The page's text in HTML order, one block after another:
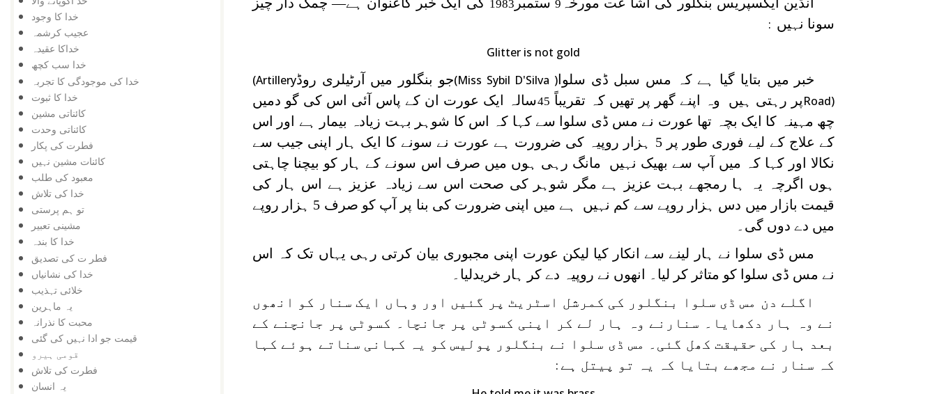
خدا کا وجود
عجیب کرشمہ
خداکا عقیدہ
خدا سب کچھ
خدا کی موجودگی کا تجربہ
خدا کا ثبوت
کائناتی مشین
کائناتی وحدت
فطرت کی پکار
کائنات مشین نہیں
معبود کی طلب
خدا کی تلاش
تو ہم پرستی
مشینی تعبیر
خدا کا بندہ
فطر ت کی تصدیق
خدا کی نشانیاں
خلائی تہذیب
یہ ماہرین
محبت کا نذرانہ
قیمت جو ادا نہیں کی گئی
قومی ہیرو
فطرت کی تلاش
یہ انسان
9
1983
سونا نہیں :
Glitter is not gold
خبر میں بتایا گیا ہے کہ مس سبل ڈی سلوا(Miss Sybil D'Silva )جو بنگلور میں آرٹیلری روڈ(Artillery
Road)پر رہتی ہیں وہ اپنے گھر پر تھیں کہ تقریباً 45سالہ ایک عورت ان کے پاس آئی اس کی گو دمیں
چھ مہینہ کا ایک بچہ تھا عورت نے مس ڈی سلوا سے کہا کہ اس کا شوہر بہت زیادہ بیمار ہے اور اس
کے علاج کے لیے فوری طور پر 5 ہزار روپیہ کی ضرورت ہے عورت نے سونے کا ایک ہار اپنی جیب سے
نکالا اور کہا کہ میں آپ سے بھیک نہیں مانگ رہی ہوں میں صرف اس سونے کے ہار کو بیچنا چاہتی
ہوں اگرچہ یہ ہا رمجھے بہت عزیز ہے مگر شوہر کی صحت اس سے زیادہ عزیز ہے اس ہار کی
قیمت بازار میں دس ہزار روپے سے کم نہیں ہے میں اپنی ضرورت کی بنا پر آپ کو صرف 5 ہزار روپے
میں دے دوں گی۔
مس ڈی سلوا نے ہار لینے سے انکار کیا لیکن عورت اپنی مجبوری بیان کرتی رہی یہاں تک کہ اس
نے مس ڈی سلوا کو متاثر کر لیا۔ انھوں نے روپیہ دے کر ہار خریدلیا۔
اگلے دن مس ڈی سلوا بنگلور کی کمرشل اسٹریٹ پر گئیں اور وہاں ایک سنار کو انھوں
نے وہ ہار دکھایا۔ سنارنے وہ ہار لے کر اپنی کسوٹی پر جانچا۔ کسوٹی پر جانچنے کے
بعد ہار کی حقیقت کھل گئی۔ مس ڈی سلوا نے بنگلور پولیس کو یہ کہانی سناتے ہوئے کہا
کہ سنار نے مجھے بتایا کہ یہ تو پیتل ہے :